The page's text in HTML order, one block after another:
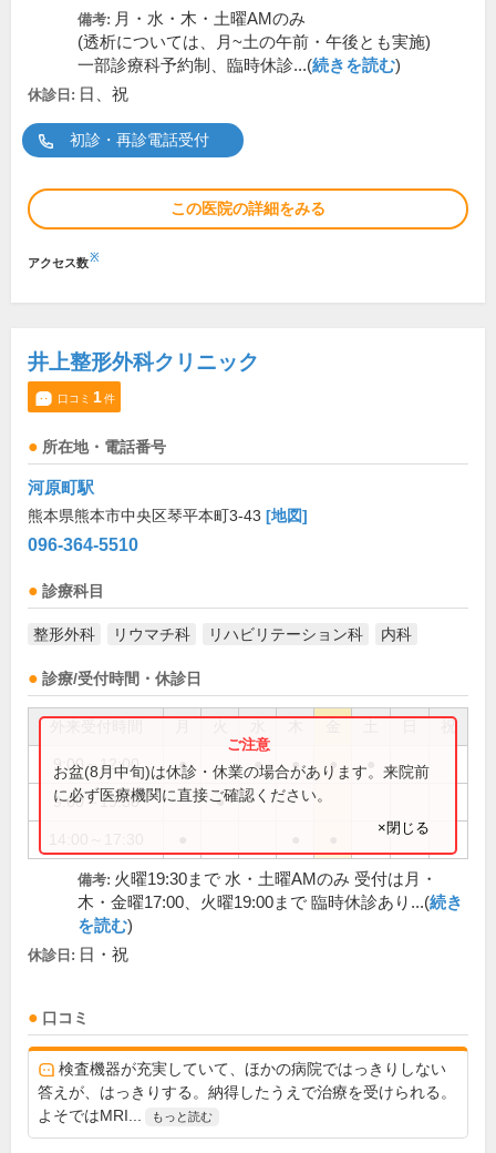
備考: 月・水・木・土曜AMのみ
(透析については、月~土の午前・午後とも実施)
一部診療科予約制、臨時休診...(続きを読む)
休診日: 日、祝
初診・再診電話受付
この医院の詳細をみる
アクセス数※
井上整形外科クリニック
口コミ 1件
所在地・電話番号
河原町駅
熊本県熊本市中央区琴平本町3-43 [地図]
096-364-5510
診療科目
整形外科 リウマチ科 リハビリテーション科 内科
診療/受付時間・休診日
祝
9:00～12:00 ● ● ● ●
9:00～19:30 ●
お盆(8月中旬)は休診・休業の場合があります。来院前
に必ず医療機関に直接ご確認ください。
×閉じる
備考: 火曜19:30まで 水・土曜AMのみ 受付は月・
木・金曜17:00、火曜19:00まで 臨時休診あり...(続き
を読む)
休診日: 日・祝
口コミ
検査機器が充実していて、ほかの病院ではっきりしない
答えが、はっきりする。納得したうえで治療を受けられる。
よそではMRI...
もっと読む